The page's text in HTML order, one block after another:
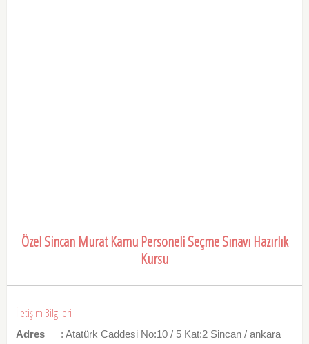
Özel Sincan Murat Kamu Personeli Seçme Sınavı Hazırlık
Kursu
İletişim Bilgileri
Adres
: Atatürk Caddesi No:10 / 5 Kat:2 Sincan / ankara